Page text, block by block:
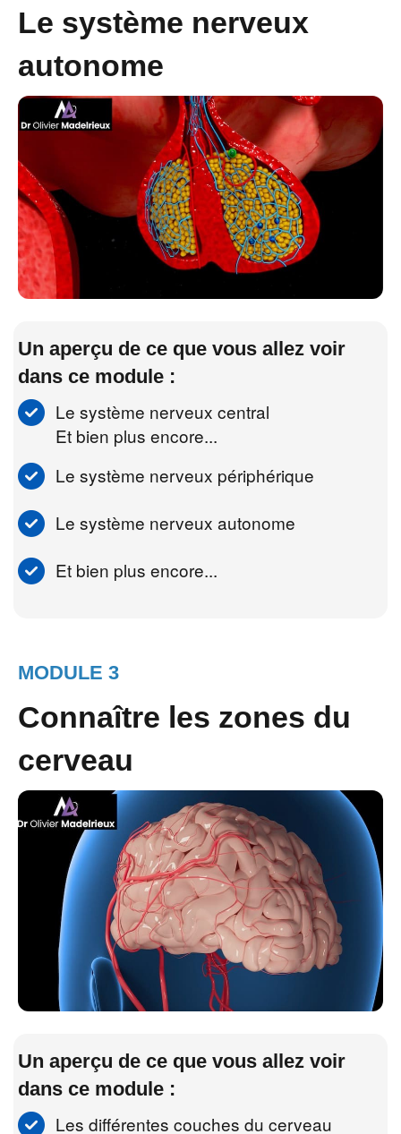
Le système nerveux
autonome
Un aperçu de ce que vous allez voir
dans ce module :
Le système nerveux central
Et bien plus encore...
Le système nerveux périphérique
Le système nerveux autonome
Et bien plus encore...
MODULE 3
Connaître les zones du
cerveau
Un aperçu de ce que vous allez voir
dans ce module :
Les différentes couches du cerveau